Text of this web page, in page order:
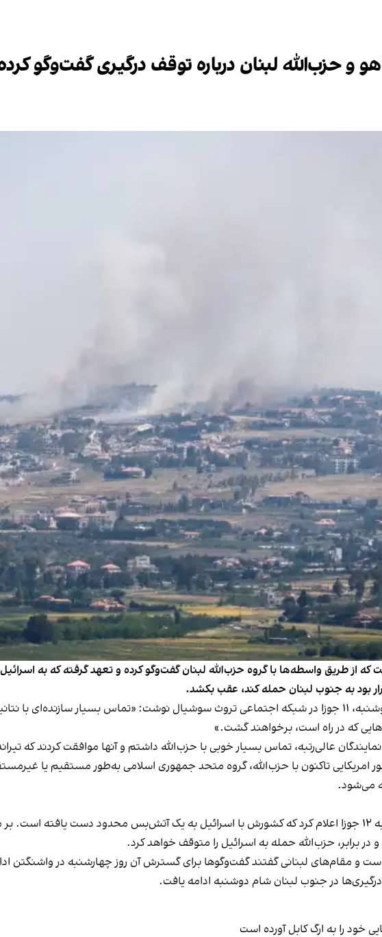
و حزب‌الله لبنان درباره توقف درگیری گفت‌وگو
که از طریق واسطه‌ها با گروه حزب‌الله لبنان گفت‌وگو کرده و تعهد گرفته که به
بود به جنوب لبنان حمله کند، عقب بکشد.
دونالد ترامپ، رئیس‌جمهور امریکا دوشنبه، ۱۱ جوزا در شبکه اجتماعی تروث سوشیال نوشت: «تماس
که در راه است، برخواهند گشت.»
عالی‌رتبه، تماس بسیار خوبی با حزب‌الله داشتم و آنها موافقت کردند که
تاکنون با حزب‌الله، گروه متحد جمهوری اسلامی به‌طور مستقیم یا
می‌شود.
سفارت لبنان در واشنگتن روز دوشنبه ۱۲ جوزا اعلام کرد که کشورش با اسرائیل به یک آتش‌بس محدود
برابر، حزب‌الله حمله به اسرائیل را متوقف خواهد کرد.
و مقام‌های لبنانی گفتند گفت‌وگوها برای گسترش آن روز چهارشنبه در واشنگتن
در جنوب لبنان شام دوشنبه ادامه یافت.